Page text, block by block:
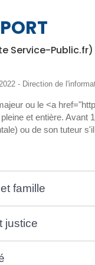
Service-Public.fr)
- Direction de
ou le <a
et entière. Avant
ou de son tuteur
famille
justice